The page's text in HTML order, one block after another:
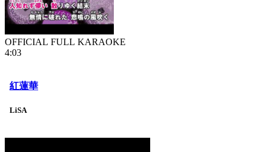
OFFICIAL FULL KARAOKE
4:03
紅蓮華
LiSA